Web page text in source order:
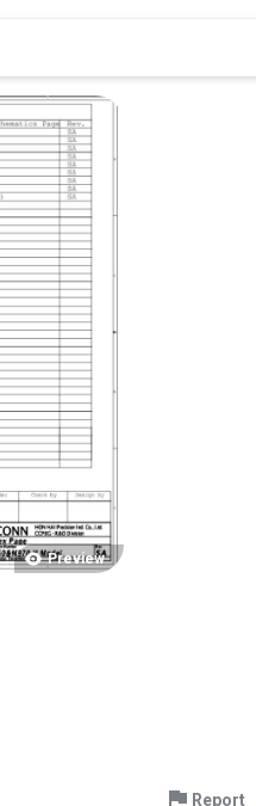
Preview
Report